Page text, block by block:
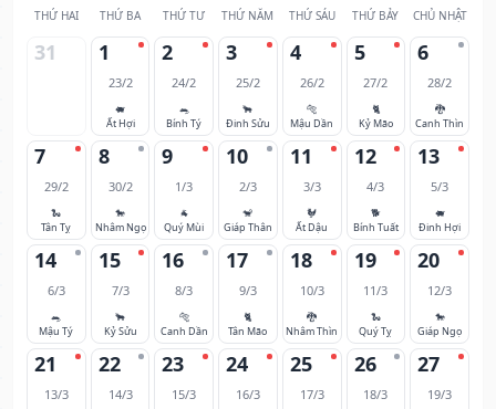
THỨ HAI THỨ BA THỨ TƯ THỨ NĂM THỨ SÁU THỨ BẢY CHỦ NHẬT
31 1
23/2
🐖
Ất Hợi
2
24/2
🐀
Bính Tý
3
25/2
🐂
Đinh Sửu
4
26/2
🐅
Mậu Dần
5
27/2
🐈
Kỷ Mão
6
28/2
🐉
Canh Thìn
7
29/2
🐍
Tân Tỵ
8
30/2
🐎
Nhâm Ngọ
9
1/3
🐐
Quý Mùi
10
2/3
🐒
Giáp Thân
11
3/3
🐓
Ất Dậu
12
4/3
🐕
Bính Tuất
13
5/3
🐖
Đinh Hợi
14
6/3
🐀
Mậu Tý
15
7/3
🐂
Kỷ Sửu
16
8/3
🐅
Canh Dần
17
9/3
🐈
Tân Mão
18
10/3
🐉
Nhâm Thìn
19
11/3
🐍
Quý Tỵ
20
12/3
🐎
Giáp Ngọ
21
13/3
22
14/3
23
15/3
24
16/3
25
17/3
26
18/3
27
19/3